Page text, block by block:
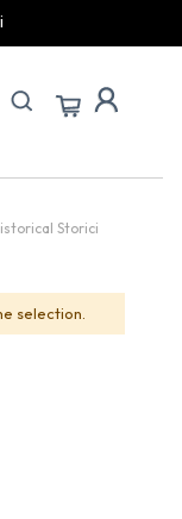
Storici
selection.